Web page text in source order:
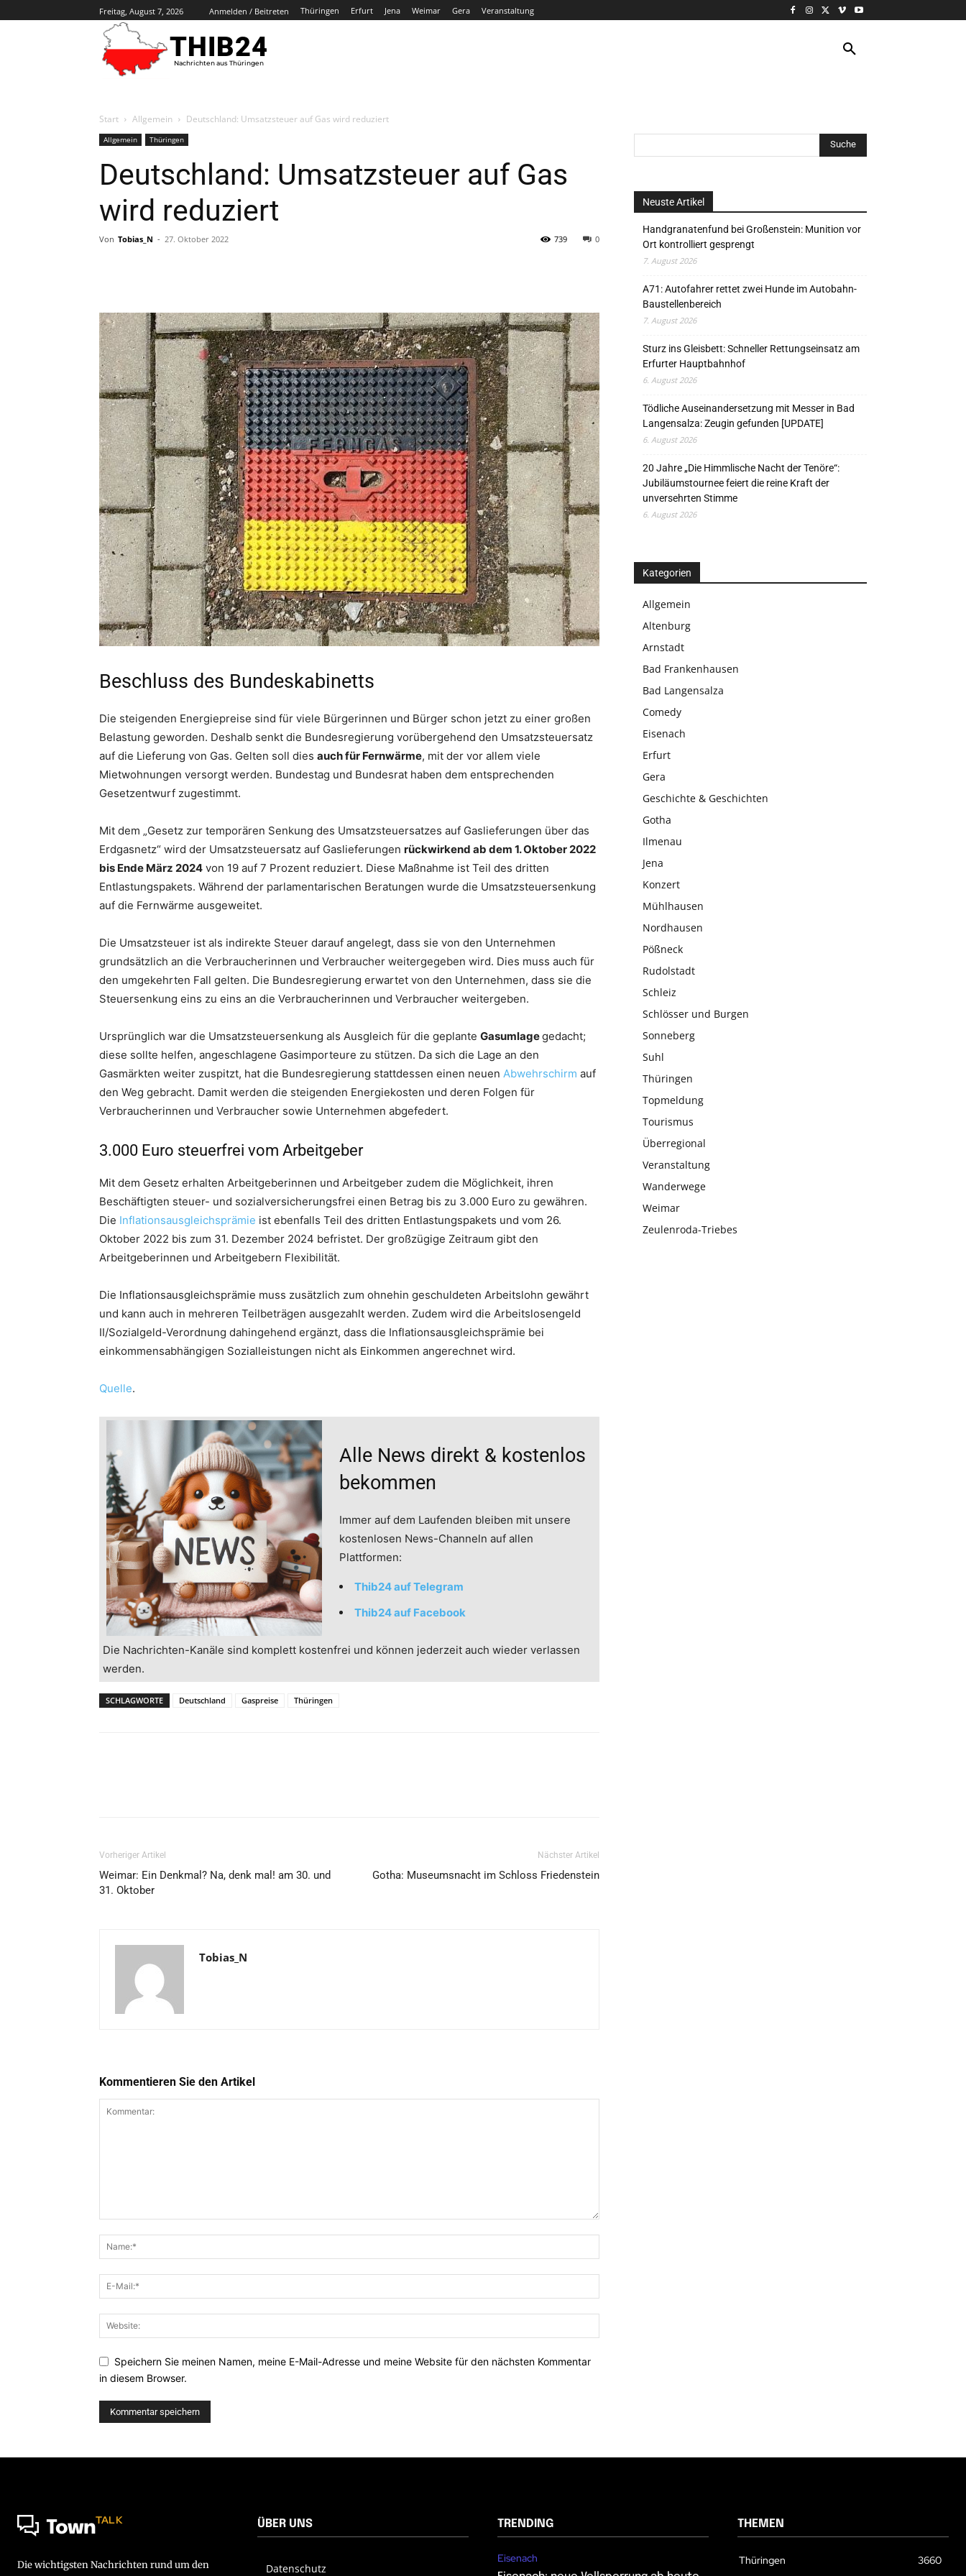
Freitag, August 7, 2026 Anmelden / Beitreten Thüringen Erfurt Jena Weimar Gera Veranstaltung
THIB24
Nachrichten aus Thüringen
Start Allgemein Deutschland: Umsatzsteuer auf Gas wird reduziert
Allgemein Thüringen
Deutschland: Umsatzsteuer auf Gas
wird reduziert
Von Tobias_N - 27. Oktober 2022 0
739
Beschluss des Bundeskabinetts
Die steigenden Energiepreise sind für viele Bürgerinnen und Bürger schon jetzt zu einer großen
Belastung geworden. Deshalb senkt die Bundesregierung vorübergehend den Umsatzsteuersatz
auf die Lieferung von Gas. Gelten soll dies auch für Fernwärme, mit der vor allem viele
Mietwohnungen versorgt werden. Bundestag und Bundesrat haben dem entsprechenden
Gesetzentwurf zugestimmt.
Mit dem „Gesetz zur temporären Senkung des Umsatzsteuersatzes auf Gaslieferungen über das
Erdgasnetz“ wird der Umsatzsteuersatz auf Gaslieferungen rückwirkend ab dem 1. Oktober 2022
bis Ende März 2024 von 19 auf 7 Prozent reduziert. Diese Maßnahme ist Teil des dritten
Entlastungspakets. Während der parlamentarischen Beratungen wurde die Umsatzsteuersenkung
auf die Fernwärme ausgeweitet.
Die Umsatzsteuer ist als indirekte Steuer darauf angelegt, dass sie von den Unternehmen
grundsätzlich an die Verbraucherinnen und Verbraucher weitergegeben wird. Dies muss auch für
den umgekehrten Fall gelten. Die Bundesregierung erwartet von den Unternehmen, dass sie die
Steuersenkung eins zu eins an die Verbraucherinnen und Verbraucher weitergeben.
Ursprünglich war die Umsatzsteuersenkung als Ausgleich für die geplante Gasumlagegedacht;
diese sollte helfen, angeschlagene Gasimporteure zu stützen. Da sich die Lage an den
Gasmärkten weiter zuspitzt, hat die Bundesregierung stattdessen einen neuen Abwehrschirm auf
den Weg gebracht. Damit werden die steigenden Energiekosten und deren Folgen für
Verbraucherinnen und Verbraucher sowie Unternehmen abgefedert.
3.000 Euro steuerfrei vom Arbeitgeber
Mit dem Gesetz erhalten Arbeitgeberinnen und Arbeitgeber zudem die Möglichkeit, ihren
Beschäftigten steuer- und sozialversicherungsfrei einen Betrag bis zu 3.000 Euro zu gewähren.
Die Inflationsausgleichsprämie ist ebenfalls Teil des dritten Entlastungspakets und vom 26.
Oktober 2022 bis zum 31. Dezember 2024 befristet. Der großzügige Zeitraum gibt den
Arbeitgeberinnen und Arbeitgebern Flexibilität.
Die Inflationsausgleichsprämie muss zusätzlich zum ohnehin geschuldeten Arbeitslohn gewährt
und kann auch in mehreren Teilbeträgen ausgezahlt werden. Zudem wird die Arbeitslosengeld
II/Sozialgeld-Verordnung dahingehend ergänzt, dass die Inflationsausgleichsprämie bei
einkommensabhängigen Sozialleistungen nicht als Einkommen angerechnet wird.
Quelle.
Alle News direkt & kostenlos
bekommen
Immer auf dem Laufenden bleiben mit unsere
kostenlosen News-Channeln auf allen
Plattformen:
Thib24 auf Telegram
Thib24 auf Facebook
Die Nachrichten-Kanäle sind komplett kostenfrei und können jederzeit auch wieder verlassen
werden.
SCHLAGWORTE Deutschland Gaspreise Thüringen
Vorheriger Artikel
Weimar: Ein Denkmal? Na, denk mal! am 30. und
31. Oktober
Nächster Artikel
Gotha: Museumsnacht im Schloss Friedenstein
Tobias_N
Kommentieren Sie den Artikel
Speichern Sie meinen Namen, meine E-Mail-Adresse und meine Website für den nächsten Kommentar
in diesem Browser.
Neuste Artikel
Handgranatenfund bei Großenstein: Munition vor
Ort kontrolliert gesprengt
7. August 2026
A71: Autofahrer rettet zwei Hunde im Autobahn-
Baustellenbereich
7. August 2026
Sturz ins Gleisbett: Schneller Rettungseinsatz am
Erfurter Hauptbahnhof
6. August 2026
Tödliche Auseinandersetzung mit Messer in Bad
Langensalza: Zeugin gefunden [UPDATE]
6. August 2026
20 Jahre „Die Himmlische Nacht der Tenöre“:
Jubiläumstournee feiert die reine Kraft der
unversehrten Stimme
6. August 2026
Kategorien
Allgemein
Altenburg
Arnstadt
Bad Frankenhausen
Bad Langensalza
Comedy
Eisenach
Erfurt
Gera
Geschichte & Geschichten
Gotha
Ilmenau
Jena
Konzert
Mühlhausen
Nordhausen
Pößneck
Rudolstadt
Schleiz
Schlösser und Burgen
Sonneberg
Suhl
Thüringen
Topmeldung
Tourismus
Überregional
Veranstaltung
Wanderwege
Weimar
Zeulenroda-Triebes
TownTALK
Die wichtigsten Nachrichten rund um den
ÜBER UNS
Datenschutz
TRENDING
Eisenach
THEMEN
Thüringen
3660